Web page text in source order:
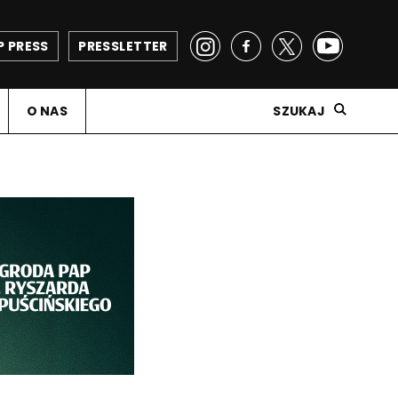
PRESSLETTER
PRESS
O NAS SZUKAJ